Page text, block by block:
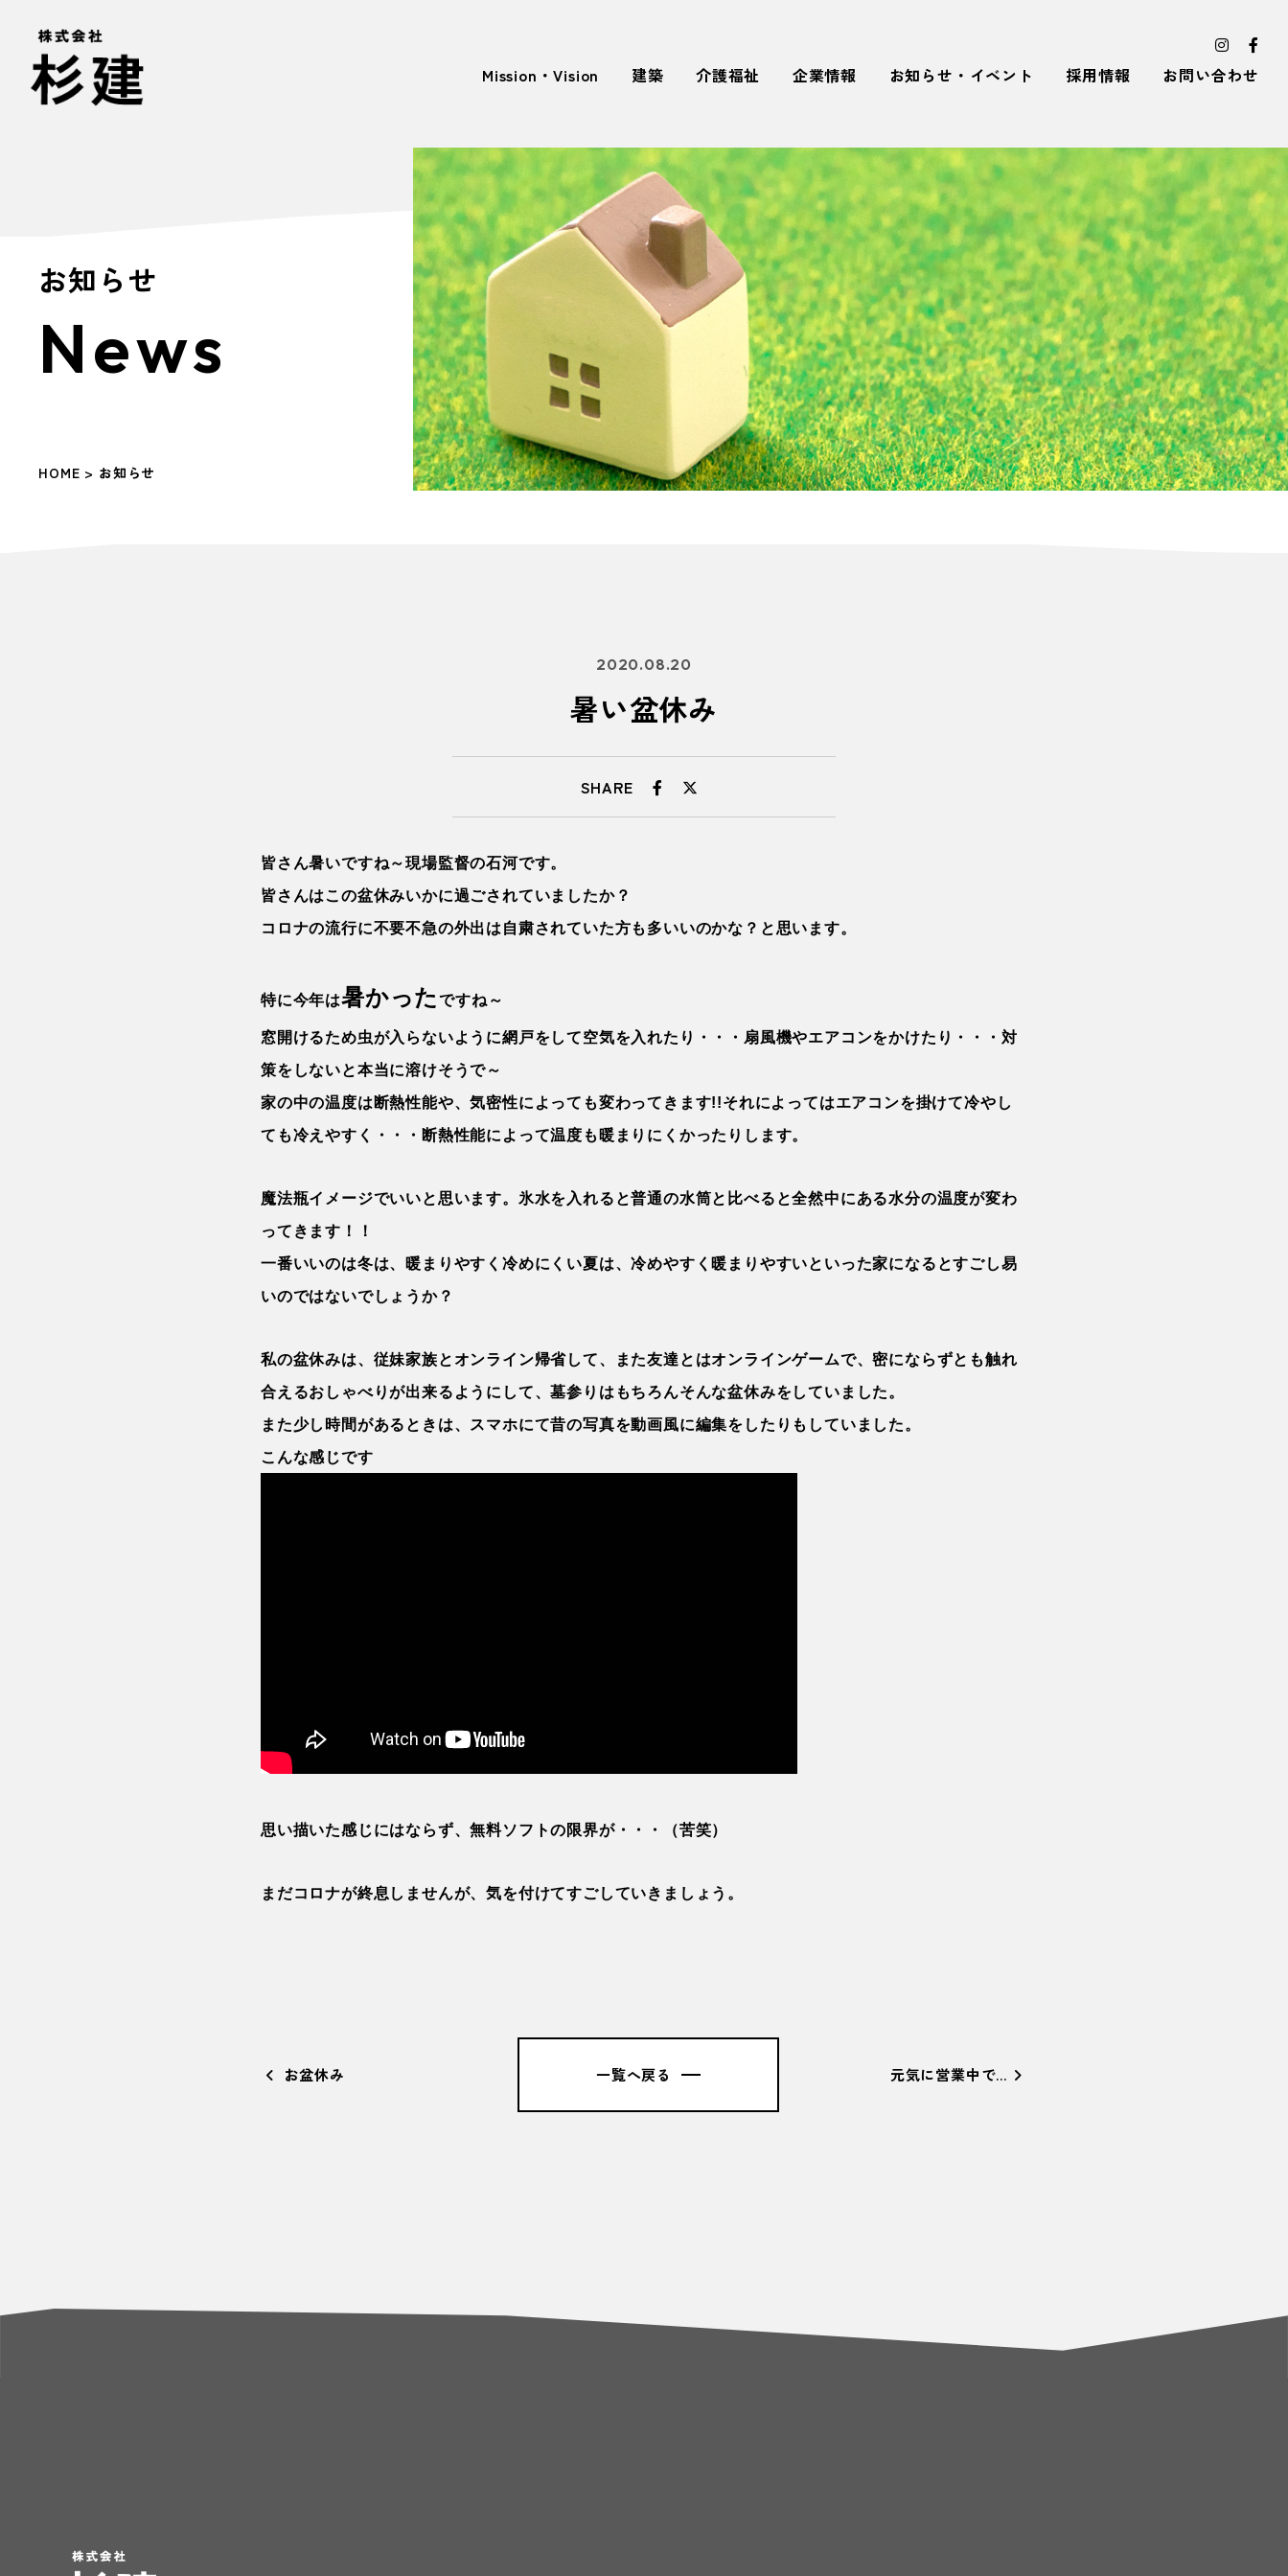
Mission・Vision 建築 介護福祉 企業情報 お知らせ・イベント 採用情報 お問い合わせ
お知らせ
News
HOME > お知らせ
2020.08.20
暑い盆休み
SHARE
皆さん暑いですね～現場監督の石河です。
皆さんはこの盆休みいかに過ごされていましたか？
コロナの流行に不要不急の外出は自粛されていた方も多いいのかな？と思います。
特に今年は暑かったですね～
窓開けるため虫が入らないように網戸をして空気を入れたり・・・扇風機やエアコンをかけたり・・・対
策をしないと本当に溶けそうで～
家の中の温度は断熱性能や、気密性によっても変わってきます!!それによってはエアコンを掛けて冷やし
ても冷えやすく・・・断熱性能によって温度も暖まりにくかったりします。
魔法瓶イメージでいいと思います。氷水を入れると普通の水筒と比べると全然中にある水分の温度が変わ
ってきます！！
一番いいのは冬は、暖まりやすく冷めにくい夏は、冷めやすく暖まりやすいといった家になるとすごし易
いのではないでしょうか？
私の盆休みは、従妹家族とオンライン帰省して、また友達とはオンラインゲームで、密にならずとも触れ
合えるおしゃべりが出来るようにして、墓参りはもちろんそんな盆休みをしていました。
また少し時間があるときは、スマホにて昔の写真を動画風に編集をしたりもしていました。
こんな感じです
思い描いた感じにはならず、無料ソフトの限界が・・・（苦笑）
まだコロナが終息 しませんが、気を付けてすごしていきましょう。
お盆休み 元気に営業中で…
一覧へ戻る